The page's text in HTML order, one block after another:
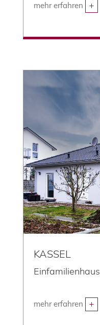
mehr erfahren
KASSEL
Einfamilienhaus
mehr erfahren